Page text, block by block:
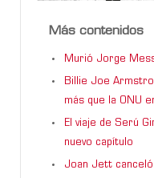
Más contenidos
Murió Jorge
Billie Joe
más que la ONU
El viaje de Serú
nuevo capítulo
Joan Jett